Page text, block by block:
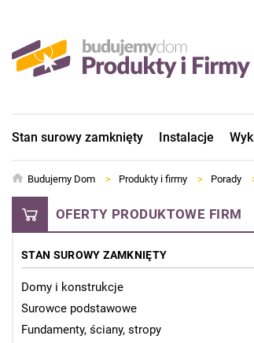
Stan surowy zamknięty Instalacje
Budujemy Dom > Produkty i firmy > Porady
OFERTY PRODUKTOWE FIRM
STAN SUROWY ZAMKNIĘTY
Domy i konstrukcje
Surowce podstawowe
Fundamenty, ściany, stropy